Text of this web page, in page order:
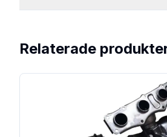
Relaterade